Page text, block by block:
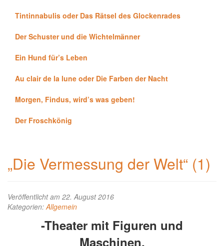
Tintinnabulis oder Das Rätsel des Glockenrades
Der Schuster und die Wichtelmänner
Ein Hund für’s Leben
Au clair de la lune oder Die Farben der Nacht
Morgen, Findus, wird’s was geben!
Der Froschkönig
„Die Vermessung der Welt“ (1)
Veröffentlicht am 22. August 2016
Kategorien:Allgemein
-Theater mit Figuren und
Maschinen.